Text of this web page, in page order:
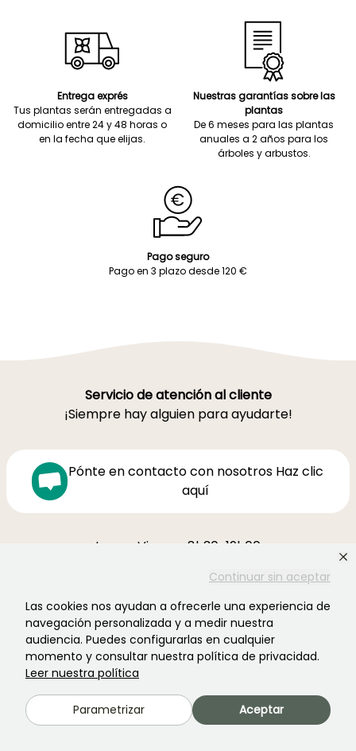
Continuar sin aceptar
Las cookies nos ayudan a ofrecerle una experiencia de
navegación personalizada y a medir nuestra
audiencia. Puedes configurarlas en cualquier
momento y consultar nuestra política de privacidad.
Leer nuestra política
Parametrizar Aceptar
Entrega exprés
Tus plantas serán entregadas a
domicilio entre 24 y 48 horas o
en la fecha que elijas.
Nuestras garantías sobre las
plantas
De 6 meses para las plantas
anuales a 2 años para los
árboles y arbustos.
Pago seguro
Pago en 3 plazo desde 120 €
Servicio de atención al cliente
¡Siempre hay alguien para ayudarte!
Pónte en contacto con nosotros Haz clic
aquí
Lunes-Viernes 8h30-19h00
1012 rue Roger Lecerf
59840 Premesques
Francia
MÁS DE 3700 OPINIONES CERTIFICADAS: